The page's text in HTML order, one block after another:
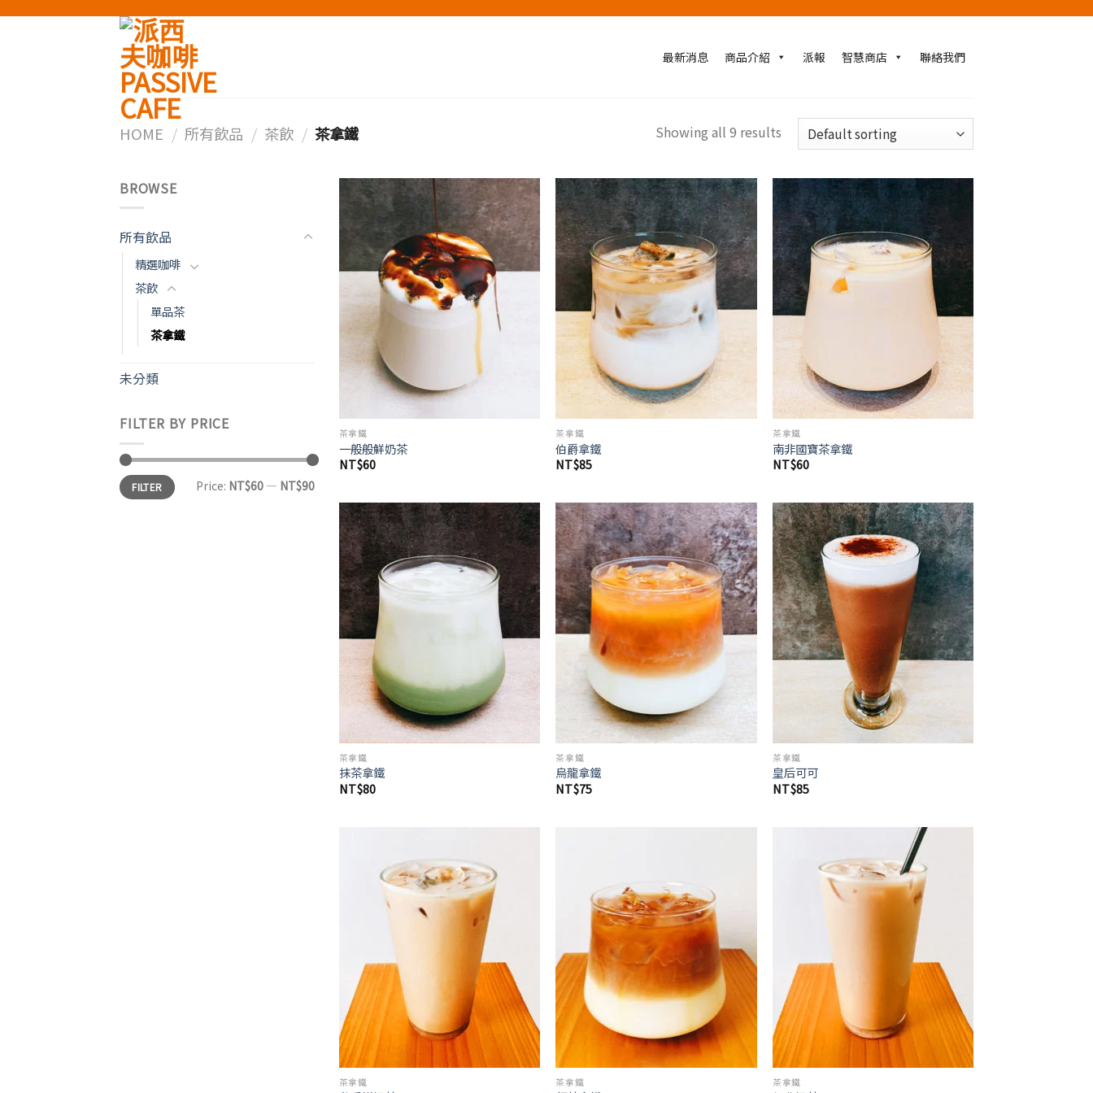
最新消息 商品介紹 派報 智慧商店 聯絡我們
HOME / 所有飲品 / 茶飲 / 茶拿鐵 Showing all 9 results
BROWSE
所有飲品
精選咖啡
茶飲
單品茶
茶拿鐵
未分類
FILTER BY PRICE
FILTER Price: NT$60 — NT$90
茶拿鐵
一般般鮮奶茶
NT$60
茶拿鐵
伯爵拿鐵
NT$85
茶拿鐵
南非國寶茶拿鐵
NT$60
茶拿鐵
抹茶拿鐵
NT$80
茶拿鐵
烏龍拿鐵
NT$75
茶拿鐵
皇后可可
NT$85
茶拿鐵 茶拿鐵 茶拿鐵